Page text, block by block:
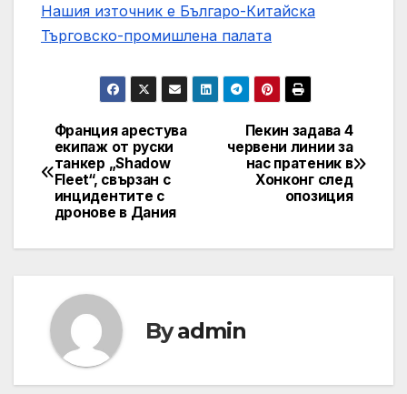
Нашия източник е Българо-Китайска
Търговско-промишлена палaта
Post
navigation
Пекин задава 4
червени линии за
нас пратеник в
Хонконг след
опозиция
Франция арестува
екипаж от руски
танкер „Shadow
Fleet“, свързан с
инцидентите с
дронове в Дания
Byadmin